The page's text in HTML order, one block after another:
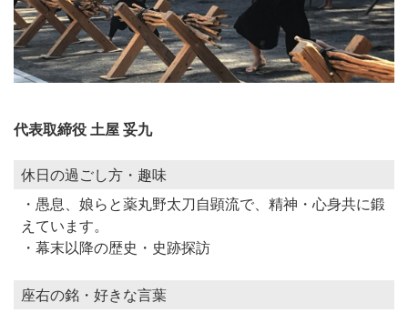
代表取締役 土屋 妥九
休日の過ごし方・趣味
・愚息、娘らと薬丸野太刀自顕流で、精神・心身共に鍛
えています。
・幕末以降の歴史・史跡探訪
座右の銘・好きな言葉